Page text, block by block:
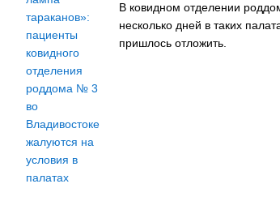
В ковидном отделении
несколько дней в таких
пришлось отложить.